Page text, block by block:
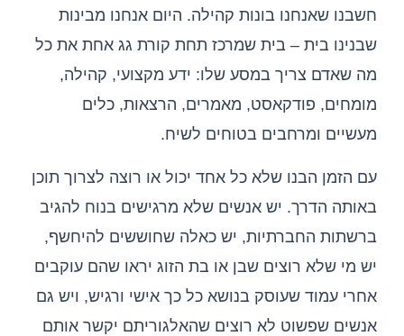
חשבנו שאנחנו בונות קהילה. היום אנחנו מבינות
שבנינו בית – בית שמרכז תחת קורת גג אחת את כל
מה שאדם צריך במסע שלו: ידע מקצועי, קהילה,
מומחים, פודקאסט, מאמרים, הרצאות, כלים
מעשיים ומרחבים בטוחים לשיח.
עם הזמן הבנו שלא כל אחד יכול או רוצה לצרוך תוכן
באותה הדרך. יש אנשים שלא מרגישים בנוח להגיב
ברשתות החברתיות, יש כאלה שחוששים להיחשף,
יש מי שלא רוצים שבן או בת הזוג יראו שהם עוקבים
אחרי עמוד שעוסק בנושא כל כך אישי ורגיש, ויש גם
אנשים שפשוט לא רוצים שהאלגוריתם יקשר אותם